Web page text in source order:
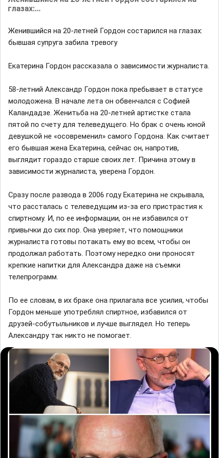
глазах:...
Женившийся на 20-летней Гордон состарился на глазах:
бывшая супруга забила тревогу
Екатерина Гордон рассказала о зависимости журналиста.
58-летний Александр Гордон пока пребывает в статусе
молодожена. В начале лета он обвенчался с Софией
Каландадзе. Женитьба на 20-летней артистке стала
пятой по счету для телеведущего. Но брак с очень юной
девушкой не «осовременил» самого Гордона. Как считает
его бывшая жена Екатерина, сейчас он, напротив,
выглядит гораздо старше своих лет. Причина этому в
зависимости журналиста, уверена Гордон.
Сразу после развода в 2006 году Екатерина не скрывала,
что рассталась с телеведущим из-за его пристрастия к
спиртному. И, по ее информации, он не избавился от
привычки до сих пор. Она уверяет, что помощники
журналиста готовы потакать ему во всем, чтобы он
продолжал работать. Поэтому нередко они проносят
крепкие напитки для Александра даже на съемки
телепрограмм.
По ее словам, в их браке она прилагала все усилия, чтобы
Гордон меньше употреблял спиртное, избавился от
друзей-собутыльников и лучше выглядел. Но теперь
Александру так никто не помогает.